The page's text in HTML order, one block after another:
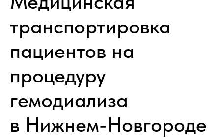
транспортировка
пациентов на
процедуру
гемодиализа
в Нижнем-Новгороде